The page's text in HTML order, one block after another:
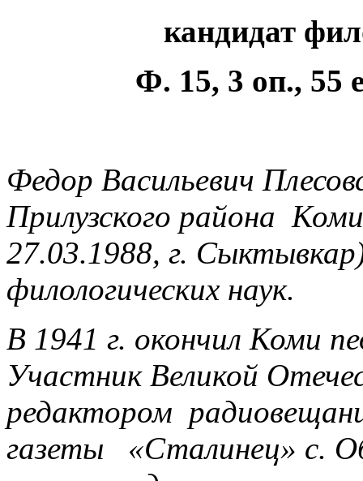
кандидат
Ф. 15, 3 оп., 55
Федор Васильевич
Прилузского района
27.03.1988, г.
филологических наук.
В 1941 г. окончил Коми
Участник Великой
редактором
газеты «Сталинец» с.